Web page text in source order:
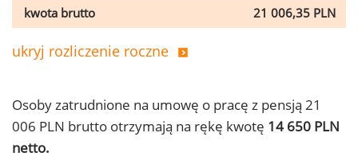
kwota brutto
21 006,35 PLN
ukryj rozliczenie roczne
Osoby zatrudnione na umowę o pracę z pensją 21
006 PLN brutto otrzymają na rękę kwotę 14 650 PLN
netto.